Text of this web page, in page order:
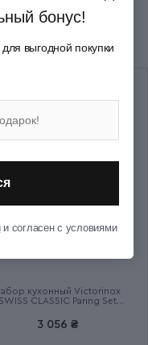
кухонный Victorinox
SWISS CLASSIC Paring Set
3 056 ₴
бонус!
выгодной покупки
и согласен с условиями